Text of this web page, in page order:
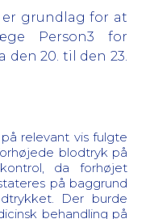
er grundlag for at
Person3 for
20. til den 23.
relevant vis fulgte
blodtryk på
da forhøjet
på baggrund
Der burde
behandling på